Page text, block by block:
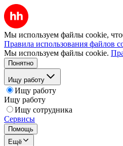
Мы используем файлы cookie,
Правила использования файлов
Мы используем файлы cookie.
Понятно
Ищу работу
Ищу работу
Ищу работу
Ищу сотрудника
Сервисы
Помощь
Ещё